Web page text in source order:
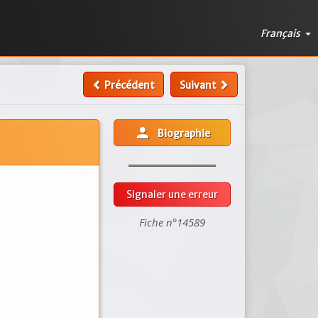
Français
Précédent Suivant
person Biographie
Signaler une erreur
Fiche n°14589